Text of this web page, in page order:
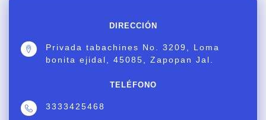
DIRECCIÓN
Privada tabachines No. 3209, Loma
bonita ejidal, 45085, Zapopan Jal.
TELÉFONO
3333425468